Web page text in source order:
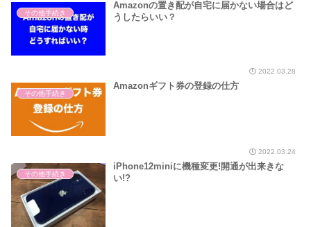
その他手続き
Amazonの置き配が自宅に届かない場合はど
うしたらいい？
2022.03.28
その他手続き
Amazonギフト券の登録の仕方
2022.03.24
その他手続き
iPhone12miniに機種変更!開通が出来きな
い!?